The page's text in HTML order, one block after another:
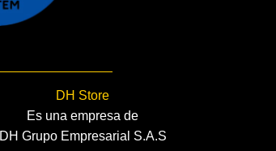
DH Store
Es una empresa de
DH Grupo Empresarial S.A.S